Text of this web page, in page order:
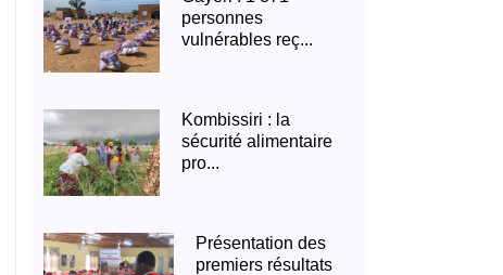
personnes
vulnérables reç...
Kombissiri : la
sécurité alimentaire
pro...
Présentation des
premiers résultats